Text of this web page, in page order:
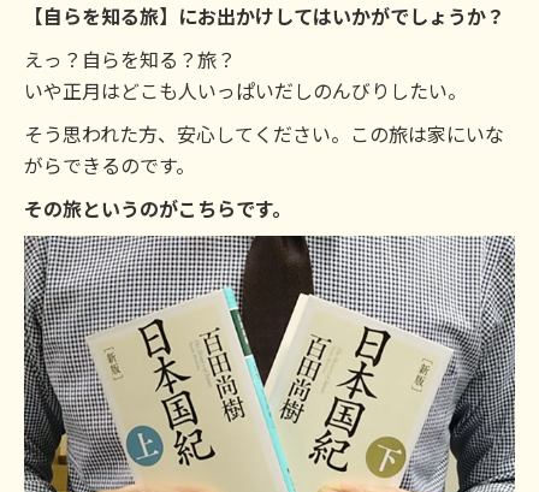
【自らを知る旅】にお出かけしてはいかがでしょうか？
えっ？自らを知る？旅？
いや正月はどこも人いっぱいだしのんびりしたい。
そう思われた方、安心してください。この旅は家にいな
がらできるのです。
その旅というのがこちらです。